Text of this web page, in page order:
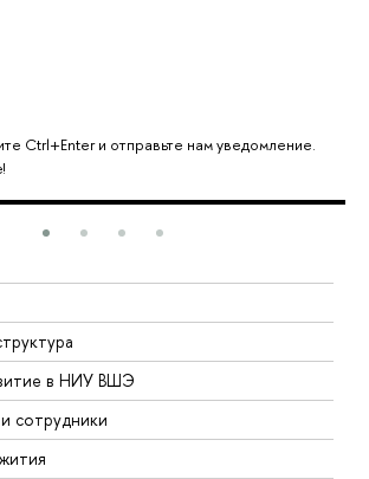
Ctrl+Enter и отправьте нам уведомление.
в НИУ ВШЭ
сотрудники